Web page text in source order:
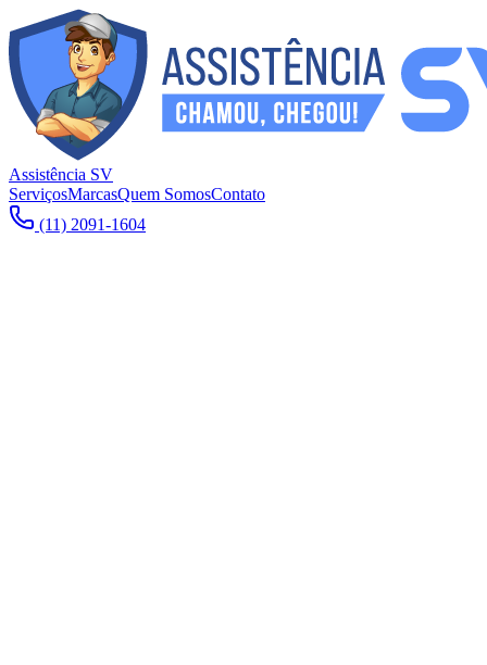
Assistência SV
ServiçosMarcasQuem SomosContato
(11) 2091-1604